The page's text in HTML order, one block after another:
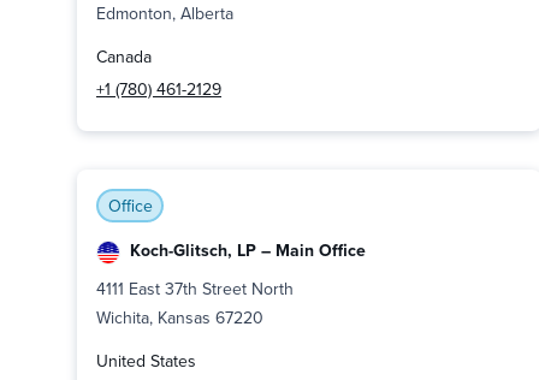
Edmonton, Alberta
Canada
+1 (780) 461-2129
Office
Koch-Glitsch, LP – Main Office
4111 East 37th Street North
Wichita, Kansas 67220
United States